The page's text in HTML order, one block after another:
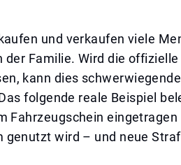
und verkaufen viele
Familie. Wird die offizielle
kann dies schwerwiegende
folgende reale Beispiel
Fahrzeugschein eingetragen
wird – und neue